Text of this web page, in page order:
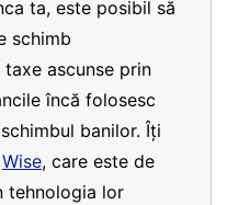
ta, este posibil să
schimb
ascunse prin
încă folosesc
banilor. Îți
Wise, care este de
tehnologia lor